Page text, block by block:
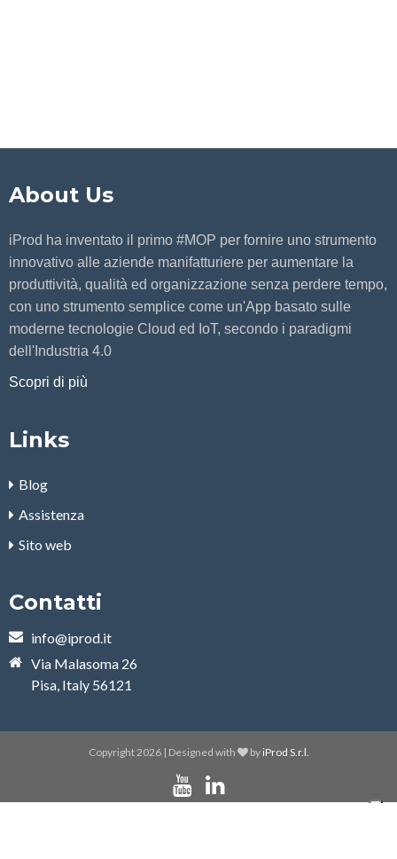
About Us
iProd ha inventato il primo #MOP per fornire uno strumento
innovativo alle aziende manifatturiere per aumentare la
produttività, qualità ed organizzazione senza perdere tempo,
con uno strumento semplice come un'App basato sulle
moderne tecnologie Cloud ed IoT, secondo i paradigmi
dell'Industria 4.0
Scopri di più
Links
Blog
Assistenza
Sito web
Contatti
info@iprod.it
Via Malasoma 26
Pisa, Italy 56121
Copyright 2026 | Designed with by iProd S.r.l.